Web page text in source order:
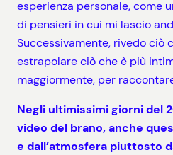
esperienza personale, come
di pensieri in cui mi lascio
Successivamente, rivedo ciò
estrapolare ciò che è più
maggiormente, per
Negli ultimissimi giorni del
video del brano, anche
e dall’atmosfera piuttosto